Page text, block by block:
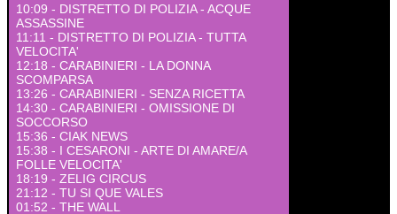
10:09 - DISTRETTO DI POLIZIA - ACQUE
ASSASSINE
11:11 - DISTRETTO DI POLIZIA - TUTTA
VELOCITA'
12:18 - CARABINIERI - LA DONNA
SCOMPARSA
13:26 - CARABINIERI - SENZA RICETTA
14:30 - CARABINIERI - OMISSIONE DI
SOCCORSO
15:36 - CIAK NEWS
15:38 - I CESARONI - ARTE DI AMARE/A
FOLLE VELOCITA'
18:19 - ZELIG CIRCUS
21:12 - TU SI QUE VALES
01:52 - THE WALL